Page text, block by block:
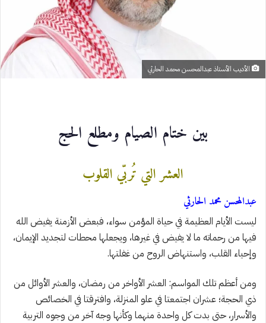
الأديب الأستاذ عبدالمحسن محمد الحارثي
بين ختام الصيام ومطلع الحج
العشر التي تُربّي القلوب
عبدالمحسن محمد الحارثي
ليست الأيام العظيمة في حياة المؤمن سواء، فبعض الأزمنة يفيض الله
فيها من رحماته ما لا يفيض في غيرها، ويجعلها محطات لتجديد الإيمان،
وإحياء القلب، واستنهاض الروح من غفلتها.
ومن أعظم تلك المواسم: العشر الأواخر من رمضان، والعشر الأوائل من
ذي الحجة؛ عشران اجتمعتا في علو المنزلة، وافترقتا في الخصائص
والأسرار، حتى بدت كل واحدة منهما وكأنها وجه آخر من وجوه التربية